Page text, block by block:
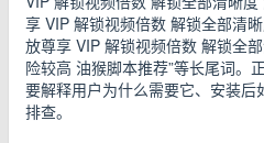
享 VIP 解锁视频倍数 解锁全部清
放尊享 VIP 解锁视频倍数 解锁全
险较高 油猴脚本推荐”等长尾词。
要解释用户为什么需要它、安装
排查。